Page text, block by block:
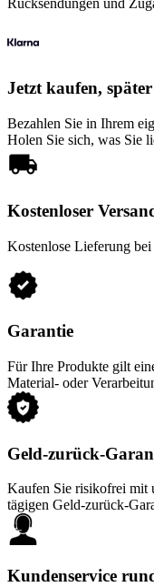
Jetzt kaufen,
Bezahlen Sie in Ihrem
Holen Sie sich, was Sie
Kostenloser
Kostenlose Lieferung
Garantie
Für Ihre Produkte gilt
Material- oder
Geld-zurück-
Kaufen Sie risikofrei mit
tägigen Geld-zurück-
Kundenservice